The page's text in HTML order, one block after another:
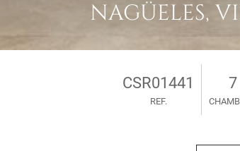
NAGÜELES,
CSR01441
REF.
7